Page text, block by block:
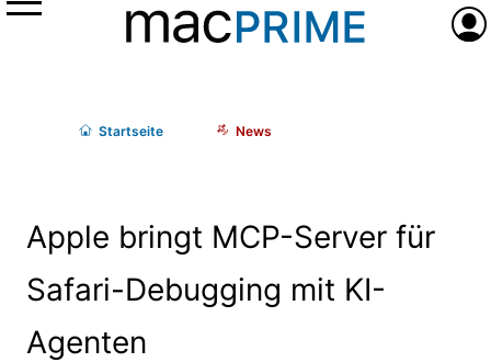
Menü
Startseite News
Apple bringt MCP-Server für
Safari-Debugging mit KI-
Agenten